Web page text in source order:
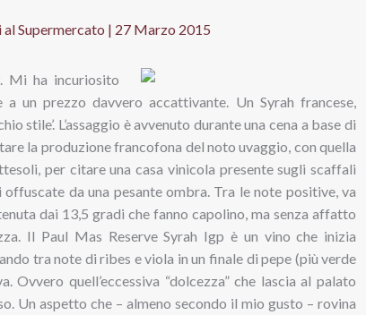
al Supermercato | 27 Marzo 2015
Mi ha incuriosito
un prezzo davvero accattivante. Un Syrah francese,
stile’. L’assaggio è avvenuto durante una cena a base di
la produzione francofona del noto uvaggio, con quella
per citare una casa vinicola presente sugli scaffali
da una pesante ombra. Tra le note positive, va
dai 13,5 gradi che fanno capolino, ma senza affatto
Il Paul Mas Reserve Syrah Igp è un vino che inizia
tra note di ribes e viola in un finale di pepe (più verde
quell’eccessiva “dolcezza” che lascia al palato
Un aspetto che – almeno secondo il mio gusto – rovina